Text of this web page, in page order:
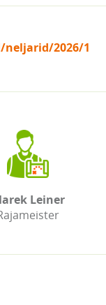
2026/1
Leiner